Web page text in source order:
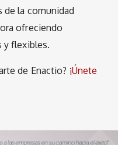
de la comunidad
ofreciendo
y flexibles.
de Enactio? ¡Únete